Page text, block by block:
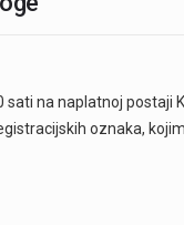
sati na naplatnoj postaji
oznaka,